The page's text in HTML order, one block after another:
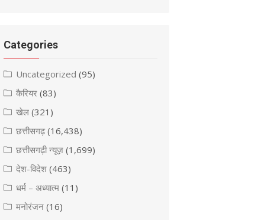
Categories
Uncategorized (95)
कैरियर (83)
खेल (321)
छत्तीसगढ़(16,438)
छत्तीसगढ़ी न्यूज़ (1,699)
देश-विदेश (463)
धर्म – अध्यात्म (11)
मनोरंजन (16)